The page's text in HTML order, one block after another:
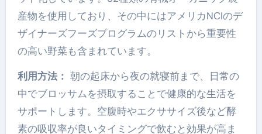
産物を使用しており、その中にはアメリカNCIのデ
ザイナーズフーズプログラムのリストから重要性
の高い野菜も含まれています。
利用方法： 朝の起床から夜の就寝前まで、日常の
中でブロッサムを摂取することで健康的な生活を
サポートします。空腹時やエクササイズ後など酵
素の吸収率が良いタイミングで飲むと効果が高ま